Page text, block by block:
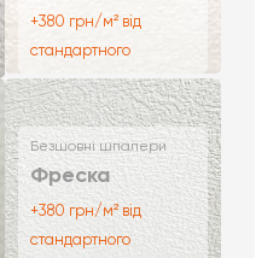
+380 грн/м² від
стандартного
Безшовні шпалери
Фреска
+380 грн/м² від
стандартного